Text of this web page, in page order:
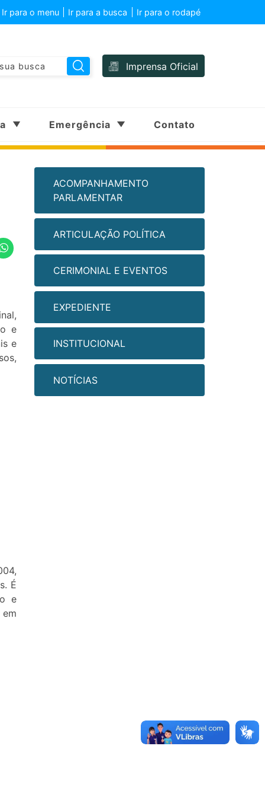
Ir para o menu Ir para a busca Ir para o rodapé
Imprensa Oficial
Emergência Contato
e
e
É
e
ACOMPANHAMENTO
PARLAMENTAR
ARTICULAÇÃO POLÍTICA
CERIMONIAL E EVENTOS
EXPEDIENTE
INSTITUCIONAL
NOTÍCIAS